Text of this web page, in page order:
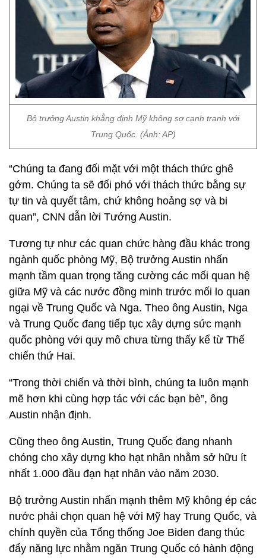
Bộ trưởng Austin khẳng định Mỹ không sợ cạnh tranh với
Trung Quốc. (Ảnh: AP)
“Chúng ta đang đối mặt với một thách thức ghê
gớm. Chúng ta sẽ đối phó với thách thức bằng sự
tự tin và quyết tâm, chứ không hoảng sợ và bi
quan”, CNN dẫn lời Tướng Austin.
Tương tự như các quan chức hàng đầu khác trong
ngành quốc phòng Mỹ, Bộ trưởng Austin nhấn
mạnh tầm quan trọng tăng cường các mối quan hệ
giữa Mỹ và các nước đồng minh trước mối lo quan
ngại về Trung Quốc và Nga. Theo ông Austin, Nga
và Trung Quốc đang tiếp tục xây dựng sức mạnh
quốc phòng với quy mô chưa từng thấy kể từ Thế
chiến thứ Hai.
“Trong thời chiến và thời bình, chúng ta luôn mạnh
mẽ hơn khi cùng hợp tác với các bạn bè”, ông
Austin nhận định.
Cũng theo ông Austin, Trung Quốc đang nhanh
chóng cho xây dựng kho hạt nhân nhằm sở hữu ít
nhất 1.000 đầu đạn hạt nhân vào năm 2030.
Bộ trưởng Austin nhấn mạnh thêm Mỹ không ép các
nước phải chọn quan hệ với Mỹ hay Trung Quốc, và
chính quyền của Tổng thống Joe Biden đang thúc
đẩy năng lực nhằm ngăn Trung Quốc có hành động